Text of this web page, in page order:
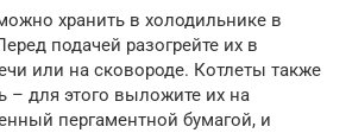
хранить в холодильнике в
подачей разогрейте их в
или на сковороде. Котлеты также
– для этого выложите их на
пергаментной бумагой, и